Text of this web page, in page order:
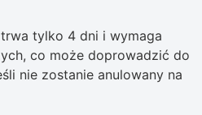
tylko 4 dni i wymaga
co może doprowadzić do
nie zostanie anulowany na